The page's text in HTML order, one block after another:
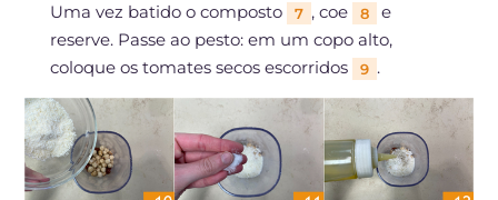
Uma vez batido o composto 7 , coe 8
e
reserve. Passe ao pesto: em um copo alto,
coloque os tomates secos escorridos
9 .